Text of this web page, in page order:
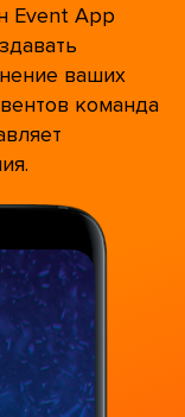
Event App
ваших
команда